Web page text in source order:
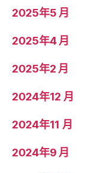
2025年5 月
2025年4 月
2025年2 月
2024年12 月
2024年11 月
2024年9 月